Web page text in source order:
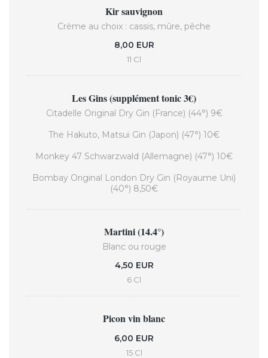
Kir sauvignon
Crème au choix : cassis, mûre, pêche
8,00 EUR
11 Cl
Les Gins (supplément tonic 3€)
Citadelle Original Dry Gin (France) (44°) 9€
The Hakuto, Matsui Gin (Japon) (47°) 10€
Monkey 47 Schwarzwald (Allemagne) (47°) 10€
Bombay Original London Dry Gin (Royaume Uni)
(40°) 8,50€
Martini (14.4°)
Blanc ou rouge
4,50 EUR
6 Cl
Picon vin blanc
6,00 EUR
15 Cl